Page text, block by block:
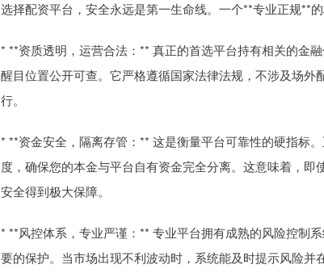
选择配资平台，安全永远是第一生命线。一个**专业正规**
* **资质透明，运营合法：** 真正的首选平台持有相关的金
醒目位置公开可查。它严格遵循国家法律法规，不涉及场
行。
* **资金安全，隔离存管：** 这是衡量平台可靠性的硬指标
度，确保您的本金与平台自有资金完全分离。这意味着，
安全得到极大保障。
* **风控体系，专业严谨：** 专业平台拥有成熟的风险控制
要的保护。当市场出现不利波动时，系统能及时提示风险